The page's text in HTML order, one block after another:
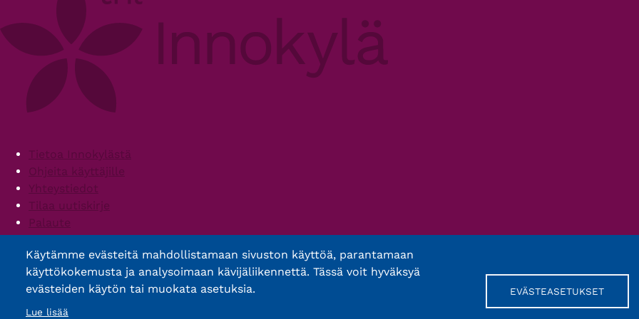
FooterTietoa Innokylästä
Ohjeita käyttäjille
Yhteystiedot
Tilaa uutiskirje
Palaute
Palvelun käyttöehdot
Saavutettavuusseloste
Käytämme evästeitä mahdollistamaan sivuston käyttöä, parantamaan
käyttökokemusta ja analysoimaan kävijäliikennettä. Tässä voit hyväksyä
evästeiden käytön tai muokata asetuksia.
Lue lisää
EVÄSTEASETUKSET